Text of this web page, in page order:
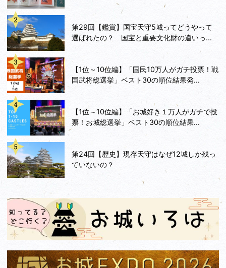
第29回【鑑賞】国宝天守5城ってどうやって
選ばれたの？ 国宝と重要文化財の違いっ...
【1位～10位編】「国民10万人がガチ投票！戦
国武将総選挙」ベスト30の順位結果発...
【1位～10位編】「お城好き１万人がガチで投
票！お城総選挙」ベスト30の順位結果...
第24回【歴史】現存天守はなぜ12城しか残っ
ていないの？